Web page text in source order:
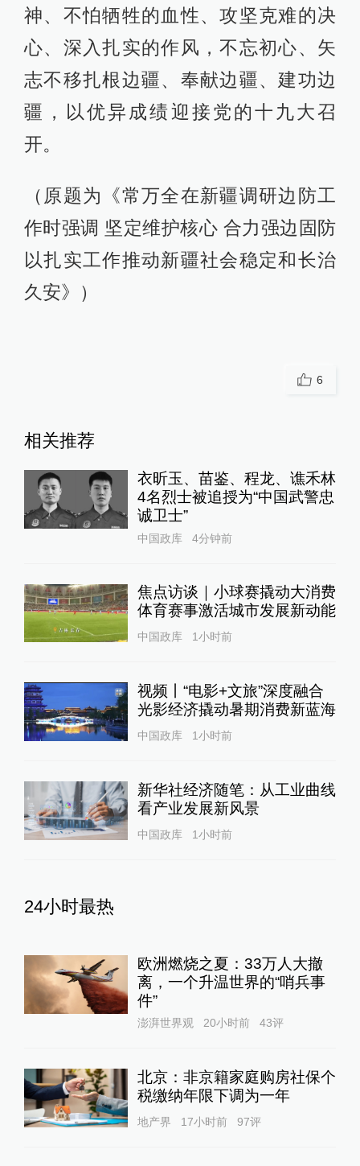
神、不怕牺牲的血性、攻坚克难的决
心、深入扎实的作风，不忘初心、矢
志不移扎根边疆、奉献边疆、建功边
疆，以优异成绩迎接党的十九大召
开。
（原题为《常万全在新疆调研边防工
作时强调 坚定维护核心 合力强边固防
以扎实工作推动新疆社会稳定和长治
久安》）
6
相关推荐
衣昕玉、苗鉴、程龙、谯禾林
4名烈士被追授为“中国武警忠
诚卫士”
中国政库 4分钟前
焦点访谈｜小球赛撬动大消费
体育赛事激活城市发展新动能
中国政库 1小时前
视频丨“电影+文旅”深度融合
光影经济撬动暑期消费新蓝海
中国政库 1小时前
新华社经济随笔：从工业曲线
看产业发展新风景
中国政库 1小时前
24小时最热
欧洲燃烧之夏：33万人大撤
离，一个升温世界的“哨兵事
件”
澎湃世界观 20小时前 43评
北京：非京籍家庭购房社保个
税缴纳年限下调为一年
地产界 17小时前 97评